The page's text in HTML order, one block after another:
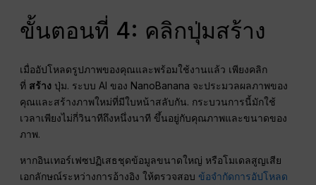
ขั้นตอนที่ 4: คลิกปุ่มสร้าง
เมื่ออัปโหลดรูปภาพของคุณและพร้อมใช้งานแล้ว เพียงคลิก
ที่ สร้าง ปุ่ม. ระบบ AI ของ NanoBanana จะประมวลผลภาพของ
คุณและสร้างภาพใหม่ที่มีใบหน้าสลับกัน. กระบวนการนี้มักใช้
เวลาเพียงไม่กี่วินาทีถึงหนึ่งนาที ขึ้นอยู่กับคุณภาพและขนาดของ
ภาพ.
หากอินเทอร์เฟซปฏิเสธชุดข้อมูลขนาดใหญ่ หรือโมเดลสูญเสีย
เอกลักษณ์ระหว่างการอ้างอิง ให้ตรวจสอบ ข้อจำกัดการอัปโหลด